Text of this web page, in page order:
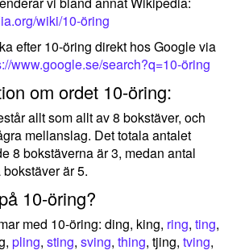
wiki/10-öring
efter 10-öring direkt hos Google via
www.google.se/search?q=10-öring
om ordet 10-öring:
allt som allt av 8 bokstäver, och
mellanslag. Det totala antalet
8 bokstäverna är 3, medan antal
är 5.
10-öring?
med 10-öring: ding, king, ring, ting,
pling, sting, sving, thing, tjing, tving,